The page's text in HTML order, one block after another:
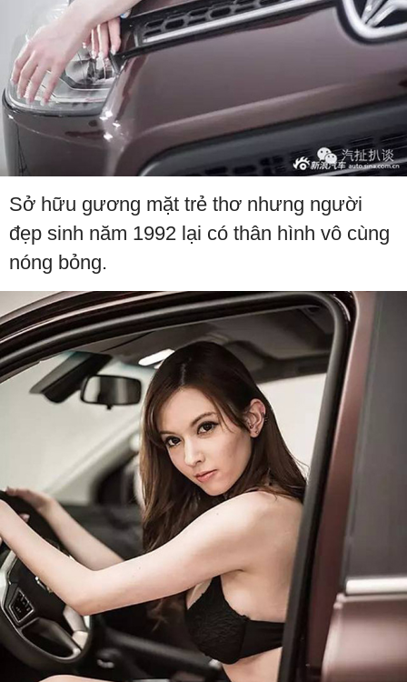
Sở hữu gương mặt trẻ thơ nhưng người
đẹp sinh năm 1992 lại có thân hình vô cùng
nóng bỏng.